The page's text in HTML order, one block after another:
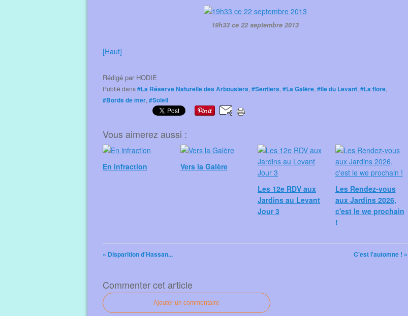
19h33 ce 22 septembre 2013
[Haut]
Rédigé par HODIE
Publié dans#La Réserve Naturelle des Arbousiers, #Sentiers, #La Galère, #Ile du Levant, #La flore,
#Bords de mer, #Soleil
Vous aimerez aussi :
En infraction Vers la Galère
Les 12e RDV aux
Jardins au Levant
Jour 3
Les Rendez-vous
aux Jardins 2026,
c'est le we prochain
!
« Disparition d'Hassan... C'est l'automne ! »
Commenter cet article
Ajouter un commentaire